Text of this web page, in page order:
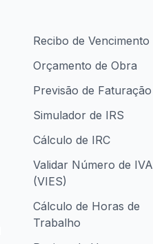
Recibo de Vencimento
Orçamento de Obra
Previsão de Faturação
Simulador de IRS
Cálculo de IRC
Validar Número de IVA
(VIES)
Cálculo de Horas de
Trabalho